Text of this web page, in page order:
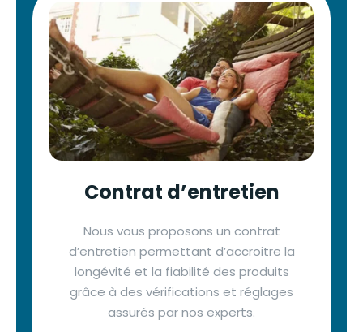
Contrat d’entretien
Nous vous proposons un contrat
d’entretien permettant d’accroitre la
longévité et la fiabilité des produits
grâce à des vérifications et réglages
assurés par nos experts.